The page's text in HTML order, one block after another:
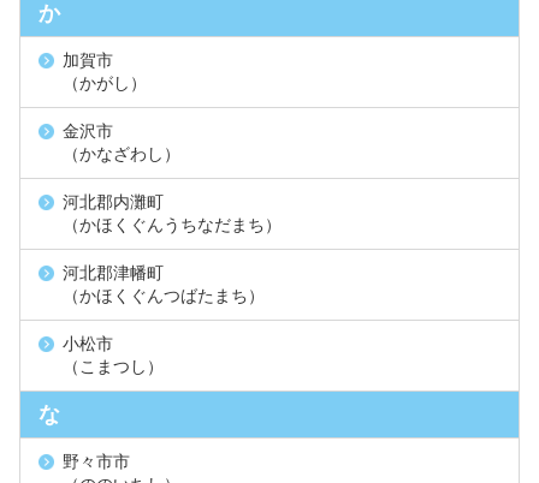
か
加賀市
（かがし）
金沢市
（かなざわし）
河北郡内灘町
（かほくぐんうちなだまち）
河北郡津幡町
（かほくぐんつばたまち）
小松市
（こまつし）
な
野々市市